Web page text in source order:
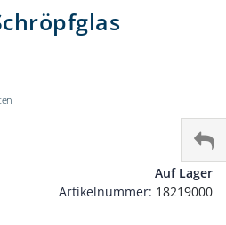
Auf Lager
Artikelnummer 18219000